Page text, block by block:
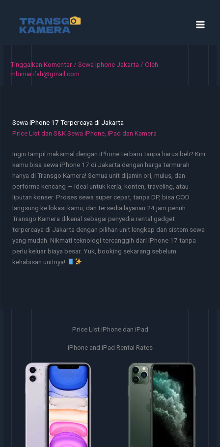
Tinggalkan Komentar /Sewa Iphone Jakarta / Oleh
mbimarifah@gmail.com
Sewa iPhone 17 Terpercaya di Jakarta
Price List dan S&K Sewa iPhone, iPad dan Kamera
Ingin tampil maksimal dengan iPhone terbaru tanpa harus beli? Kini
kamu bisa sewa iPhone 17 di Jakarta dengan harga termurah
hanya di Transgo Kamera! Semua unit dijamin ori, mulus, dan
performa kencang — ideal untuk kerja, konten, traveling, atau
liputan konser. Proses sewa super cepat, tanpa DP, bisa COD
langsung ke lokasi kamu, dan tersedia layanan 24 jam penuh.
Transgo Kamera dikenal sebagai penyedia rental gadget
terpercaya di Jakarta dengan pilihan unit lengkap dan sistem sewa
yang mudah. Nikmati teknologi tercanggih dari iPhone 17 tanpa
perlu keluar biaya besar. Yuk, booking sekarang sebelum
kehabisan unitnya!
Price List iPhone dan iPad
iPhone and iPad Rental Rates